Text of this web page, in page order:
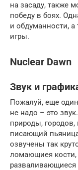
на засаду, также
победу в боях.
и обдуманности,
игры.
Nuclear Dawn
Звук и
Пожалуй, еще один
не надо – это
природы,
писающий
озвучены так
ломающиея